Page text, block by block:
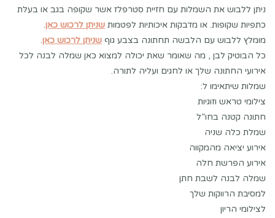
ניתן ללבוש את השמלות עם חזיית סטרפלז אשר שקופה בגב או בעלת
כתפיות שקופות. או מדבקות איכותיות לפטמות שניתן לרכוש כאן.
מומלץ ללבוש עם הלבשה תחתונה בצבע גוף שניתן לרכוש כאן.
כל הבוטיק לבן , מה שאומר שאת יכולה למצוא כאן שמלה לבנה לכל
אירועי החתונה שלך או לחגים ועליה לתורה.
שמלות שיתאימו ל:
צילומי טראש וזוגיות
חתונה קטנה בחו”ל
שמלת כלה שניה
אירוע יציאה מהמקווה
אירוע הפרשת חלה
שמלה לבנה לשבת חתן
למסיבת הרווקות שלך
לצילומי הריון